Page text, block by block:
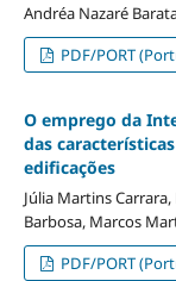
Andréa Nazaré
PDF/PORT
O emprego da
das
edificações
Júlia Martins
Barbosa, Marcos
PDF/PORT